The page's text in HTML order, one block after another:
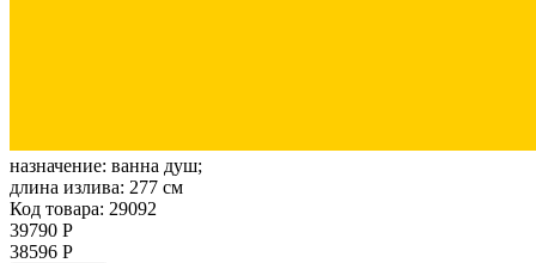
назначение: ванна душ;
длина излива: 277 см
Код товара: 29092
39790 Р
38596 Р